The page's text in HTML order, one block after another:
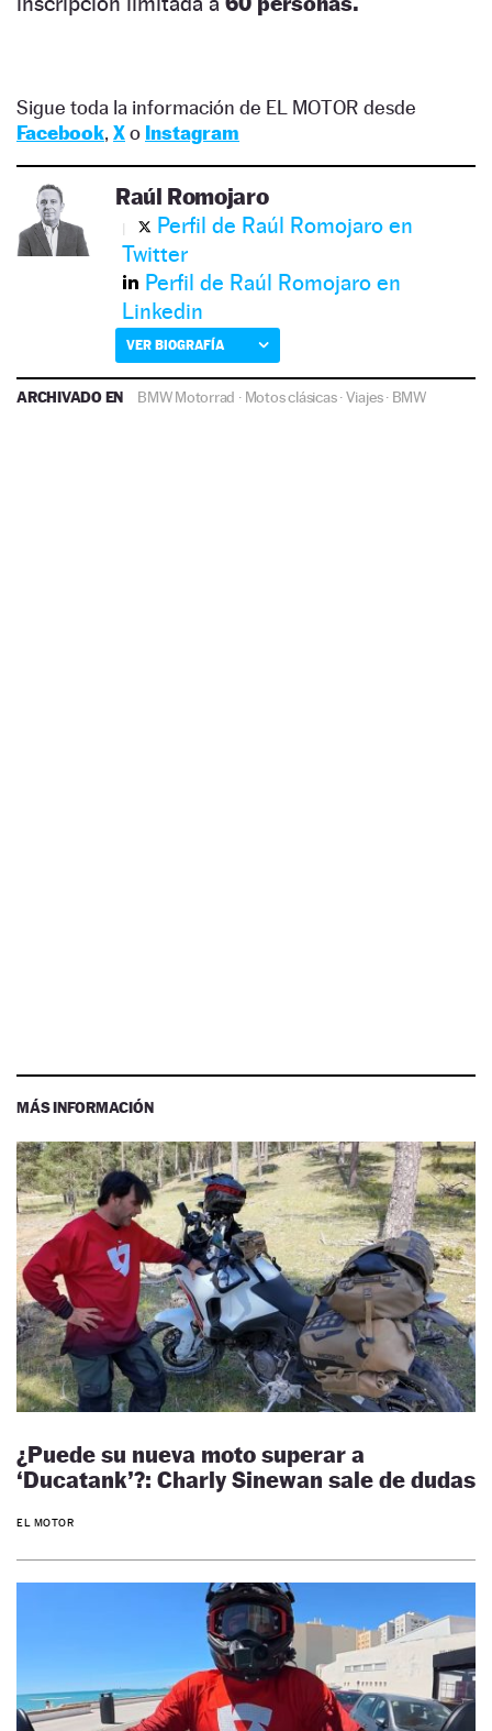
Sigue toda la información de EL MOTOR desde
Facebook, Xo Instagram
Raúl Romojaro
Perfil de Raúl Romojaro en
Twitter
Perfil de Raúl Romojaro en
Linkedin
VER BIOGRAFÍA
ARCHIVADO EN BMW Motorrad · Motos clásicas·Viajes· BMW
MÁS INFORMACIÓN
¿Puede su nueva moto superar a
‘Ducatank’?: Charly Sinewan sale de dudas
EL MOTOR